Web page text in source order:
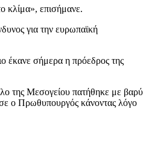
κλίμα», επισήμανε.
για την ευρωπαϊκή
έκανε σήμερα η πρόεδρος της
της Μεσογείου πατήθηκε με βαρύ
ο Πρωθυπουργός κάνοντας λόγο